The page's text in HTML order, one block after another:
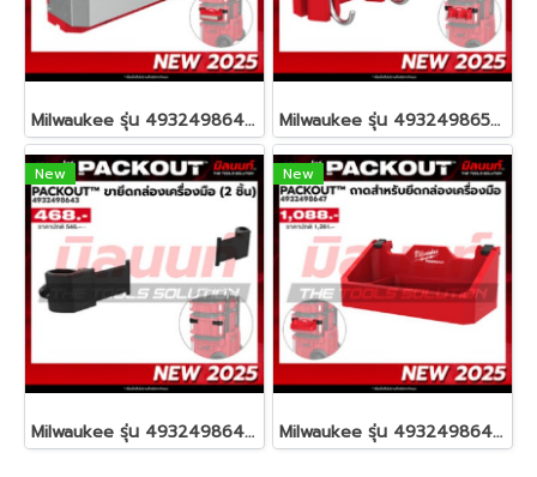
Milwaukee รุ่น 4932498644 PACKOUT™ ถาดเครื่องมือช่างสำหรับยึดกล่องเครื่องมือ รหัส 4932498644 Milwaukee รุ่น 4932498650 PACKOUT™ ตะขอแขวนสำหรับยึดกล่องเครื่องมือ รหัส 4932498650
New
Milwaukee รุ่น 4932498643 PACKOUT™ ขายึดกล่องเครื่องมือ (2 ชิ้น) รหัส 4932498643
New
Milwaukee รุ่น 4932498647 PACKOUT™ ถาดสำหรับยึดกล่องเครื่องมือ รหัส 4932498647